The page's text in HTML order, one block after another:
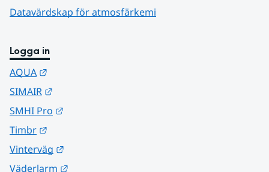
Datavärdskap för atmosfärkemi
Logga in
AQUA
SIMAIR
SMHI Pro
Timbr
Vinterväg
Väderlarm